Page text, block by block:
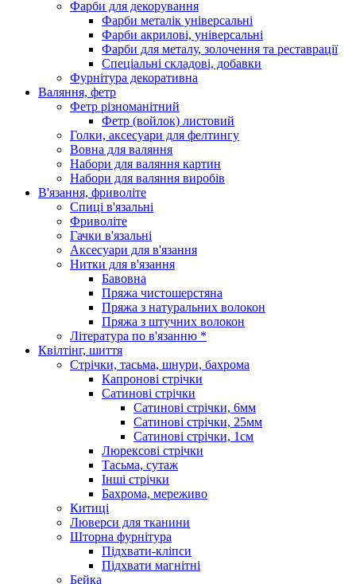
Фарби для декорування
Фарби металік універсальні
Фарби акрилові, універсальні
Фарби для металу, золочення та реставрації
Спеціальні складові, добавки
Фурнітура декоративна
Валяння, фетр
Фетр різноманітний
Фетр (войлок) листовий
Голки, аксесуари для фелтингу
Вовна для валяння
Набори для валяння картин
Набори для валяння виробів
В'язання, фриволіте
Спиці в'язальні
Фриволіте
Гачки в'язальні
Аксесуари для в'язання
Нитки для в'язання
Бавовна
Пряжа чистошерстяна
Пряжа з натуральних волокон
Пряжа з штучних волокон
Література по в'язанню *
Квілтінг, шиття
Стрічки, тасьма, шнури, бахрома
Капронові стрічки
Сатинові стрічки
Сатинові стрічки, 6мм
Сатинові стрічки, 25мм
Сатинові стрічки, 1см
Люрексові стрічки
Тасьма, сутаж
Інші стрічки
Бахрома, мереживо
Китиці
Люверси для тканини
Шторна фурнітура
Підхвати-кліпси
Підхвати магнітні
Бейка